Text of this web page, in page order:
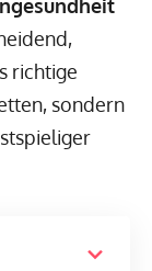
richtige
sondern